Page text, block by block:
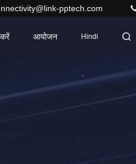
pptech.com
आयोजन Hindi